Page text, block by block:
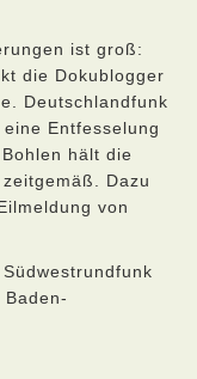
ist groß:
die Dokublogger
Deutschlandfunk
Entfesselung
hält die
Dazu
von
Baden-